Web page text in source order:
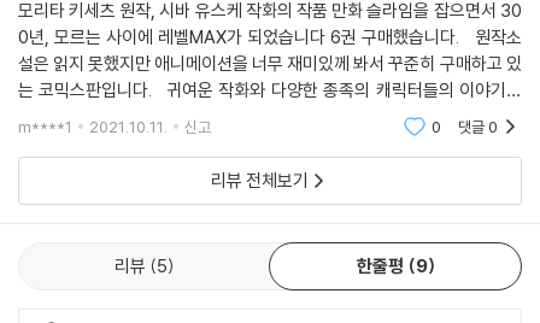
모리타 키세츠 원작, 시바 유스케 작화의 작품 만화 슬라임을 잡으면서 30
0년, 모르는 사이에 레벨MAX가 되었습니다 6권 구매했습니다. 원작소
설은 읽지 못했지만 애니메이션을 너무 재미있께 봐서 꾸준히 구매하고 있
는 코믹스판입니다. 귀여운 작화와 다양한 종족의 캐릭터들의 이야기가
훈훈하네요. 이번 권에서 다루는 세계수 이야기도 살짞 허무하지만 너무
m****1 2021.10.11. 신고 0 댓글0
리뷰 전체보기
리뷰 5 한줄평 9